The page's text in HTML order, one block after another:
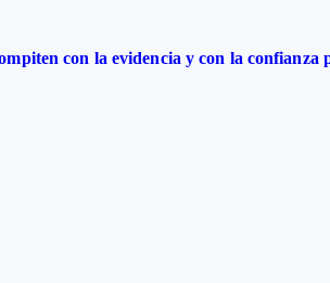
con la evidencia y con la confianza